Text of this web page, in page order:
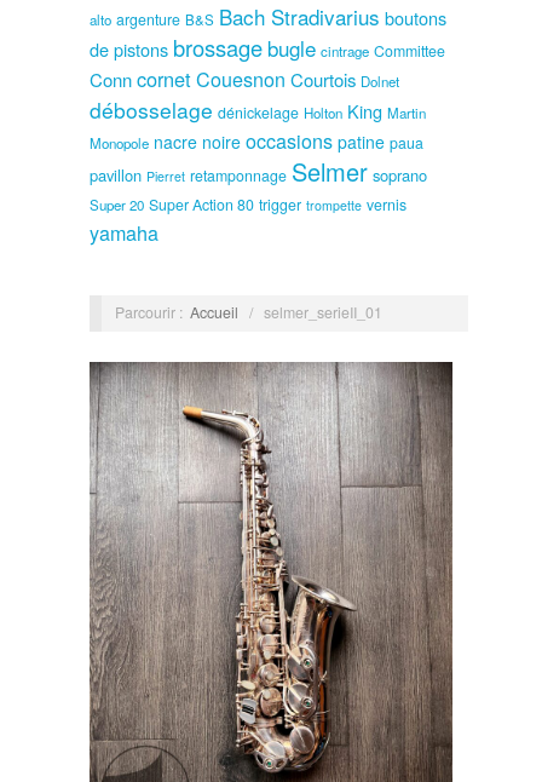
alto argenture B&S Bach Stradivarius boutons
de pistons brossage bugle cintrage Committee
ConncornetCouesnon Courtois Dolnet
débosselage dénickelage Holton King Martin
Monopole nacre noire occasions patine paua
pavillon Pierret retamponnage Selmer soprano
Super 20 Super Action 80 trigger trompette vernis
yamaha
Parcourir : Accueil / selmer_serieII_01